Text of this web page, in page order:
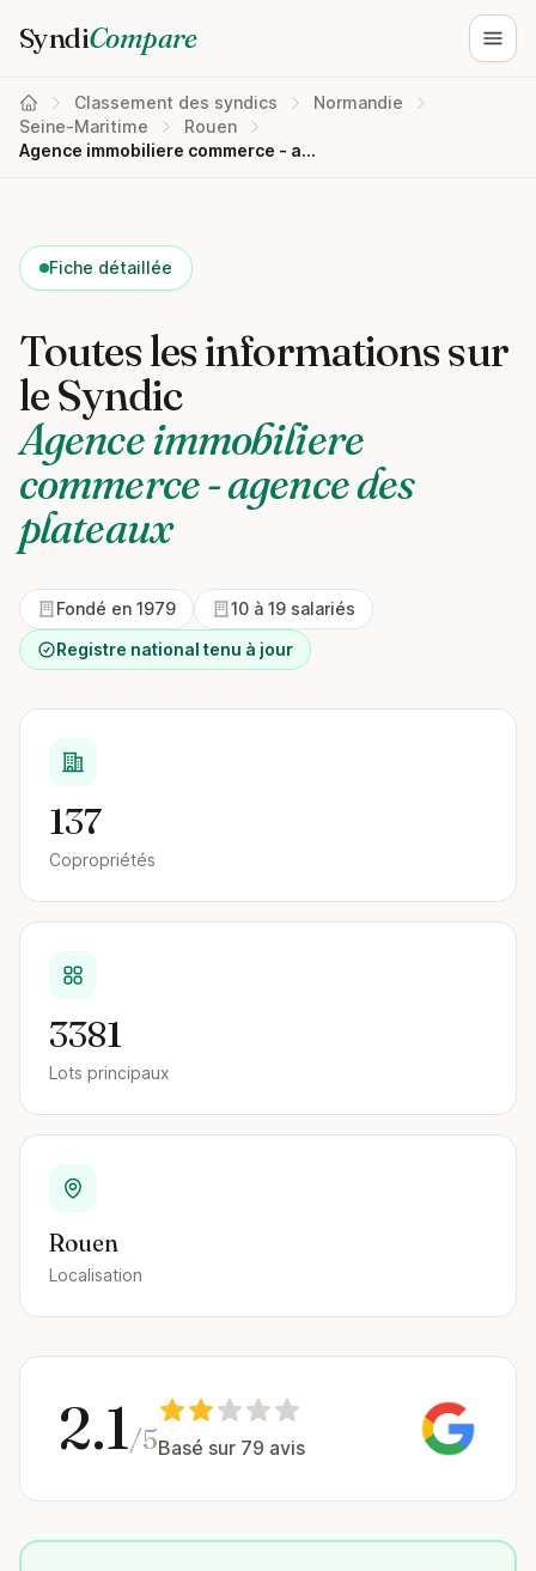
SyndiCompare
Classement des syndics
Normandie
Seine-Maritime
Rouen
Agence immobiliere commerce - agence des plateaux
Fiche détaillée
Toutes les informations sur
le Syndic
Agence immobiliere
commerce - agence des
plateaux
Fondé en 1979
10 à 19 salariés
Registre national tenu à jour
137
Copropriétés
3381
Lots principaux
Rouen
Localisation
2.1/5Basé sur 79 avis